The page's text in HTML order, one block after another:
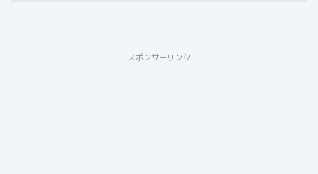
スポンサーリンク